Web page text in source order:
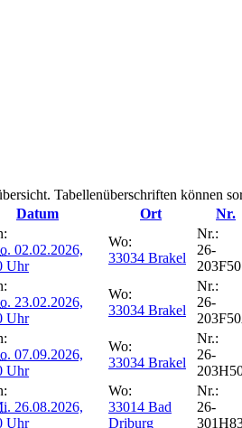
Tabellenüberschriften können
Datum Ort Nr.
02.02.2026,
Uhr
Wo:
33034 Brakel
Nr.:
26-
203F50
23.02.2026,
Uhr
Wo:
33034 Brakel
Nr.:
26-
07.09.2026,
Uhr
Wo:
33034 Brakel
Nr.:
26-
26.08.2026,
Uhr
Wo:
33014 Bad
Driburg
Nr.:
26-